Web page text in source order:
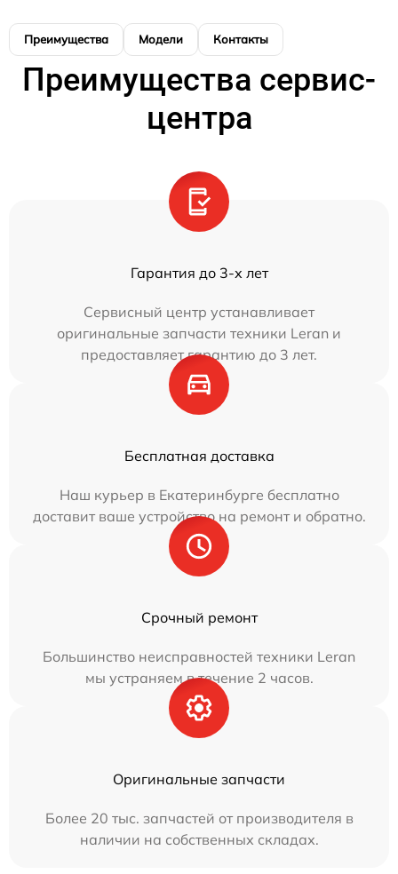
Преимущества Модели Контакты
Преимущества сервис-
центра
Гарантия до 3-х лет
Сервисный центр устанавливает
оригинальные запчасти техники Leran и
предоставляет гарантию до 3 лет.
Бесплатная доставка
Наш курьер в Екатеринбурге бесплатно
доставит ваше устройство на ремонт и обратно.
Срочный ремонт
Большинство неисправностей техники Leran
мы устраняем в течение 2 часов.
Оригинальные запчасти
Более 20 тыс. запчастей от производителя в
наличии на собственных складах.